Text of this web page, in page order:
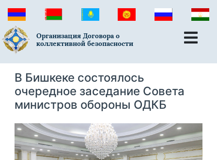
Организация Договора о
коллективной безопасности
В Бишкеке состоялось
очередное заседание Совета
министров обороны ОДКБ